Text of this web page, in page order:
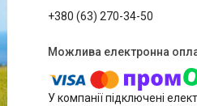
+380 (63) 270-34-50
У компанії підключені